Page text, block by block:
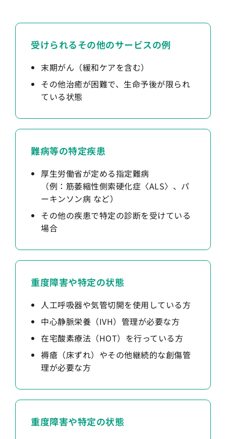
受けられるその他のサービスの例
末期がん（緩和ケアを含む）
その他治癒が困難で、生命予後が限られ
ている状態
難病等の特定疾患
厚生労働省が定める指定難病
（例：筋萎縮性側索硬化症〈ALS〉、パ
ーキンソン病 など）
その他の疾患で特定の診断を受けている
場合
重度障害や特定の状態
人工呼吸器や気管切開を使用している方
中心静脈栄養（IVH）管理が必要な方
在宅酸素療法（HOT）を行っている方
褥瘡（床ずれ）やその他継続的な創傷管
理が必要な方
重度障害や特定の状態